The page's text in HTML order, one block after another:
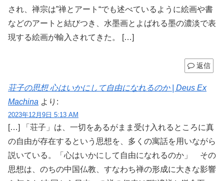
され、禅宗は”禅とアート“でも述べているように絵画や書
などのアートと結びつき、水墨画とよばれる墨の濃淡で表
現する絵画が輸入されてきた。 […]
返信
荘子の思想 心はいかにして自由になれるのか | Deus Ex
Machina より:
2023年12月9日 5:13 AM
[…] 「荘子」は、一切をあるがまま受け入れるところに真
の自由が存在するという思想を、多くの寓話を用いながら
説いている。「心はいかにして自由になれるのか」 その
思想は、のちの中国仏教、すなわち禅の形成に大きな影響